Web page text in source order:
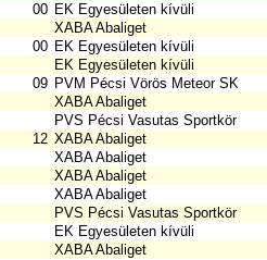
00 EK Egyesületen kívüli
XABA Abaliget
00 EK Egyesületen kívüli
EK Egyesületen kívüli
09 PVM Pécsi Vörös Meteor SK
XABA Abaliget
PVS Pécsi Vasutas Sportkör
12 XABA Abaliget
XABA Abaliget
XABA Abaliget
XABA Abaliget
PVS Pécsi Vasutas Sportkör
EK Egyesületen kívüli
XABA Abaliget